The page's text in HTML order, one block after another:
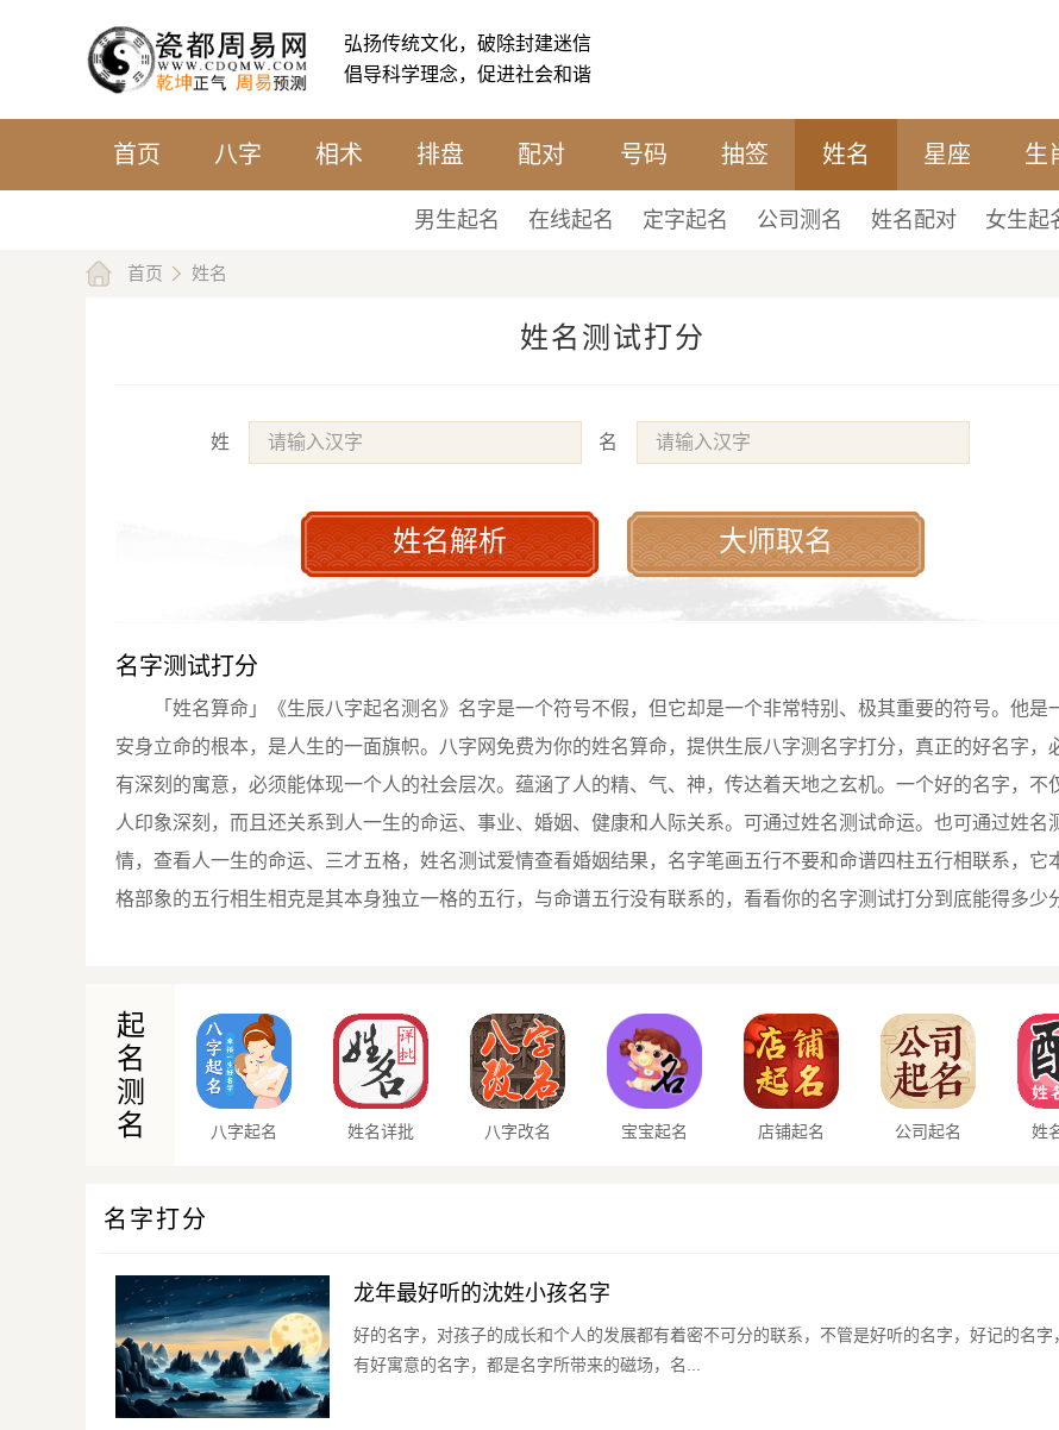
弘扬传统文化，破除封建迷信
倡导科学理念，促进社会和谐
首页 八字 相术 排盘 配对 号码 抽签 姓名 星座 生
男生起名 在线起名 定字起名 公司测名 姓名配对 女生起
首页 姓名
姓名测试打分
姓 名
姓名解析 大师取名
名字测试打分
「姓名算命」《生辰八字起名测名》名字是一个符号不假，但它却是一个非常特别、极其重要的符号。他是
安身立命的根本，是人生的一面旗帜。八字网免费为你的姓名算命，提供生辰八字测名字打分，真正的好名字，
有深刻的寓意，必须能体现一个人的社会层次。蕴涵了人的精、气、神，传达着天地之玄机。一个好的名字，不
人印象深刻，而且还关系到人一生的命运、事业、婚姻、健康和人际关系。可通过姓名测试命运。也可通过姓名
情，查看人一生的命运、三才五格，姓名测试爱情查看婚姻结果，名字笔画五行不要和命谱四柱五行相联系，它
格部象的五行相生相克是其本身独立一格的五行，与命谱五行没有联系的，看看你的名字测试打分到底能得多少
起
名
测
名
八字起名 姓名详批 八字改名 宝宝起名 店铺起名 公司起名 姓
名字打分
龙年最好听的沈姓小孩名字
好的名字，对孩子的成长和个人的发展都有着密不可分的联系，不管是好听的名字，好记的名字
有好寓意的名字，都是名字所带来的磁场，名...